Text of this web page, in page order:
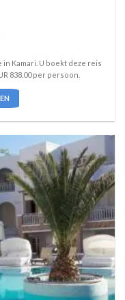
Kamari. U boekt deze reis
838.00 per persoon.